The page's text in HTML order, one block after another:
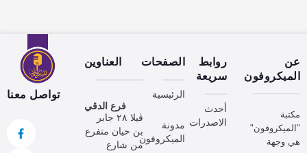
عن
الميكروفون
مكتبة
"الميكروفون"
هي وجهة
روابط
سريعة
أحدث
الاصدرات
الصفحات
الرئيسية
مدونة
الميكروفون
العناوين
فرع الدقي
ڤيلا ٢٨ جابر
بن حيان متفرع
من شارع
تواصل معنا